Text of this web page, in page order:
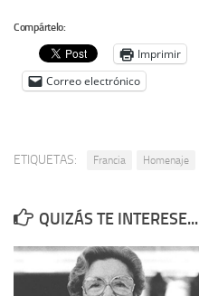
Compártelo:
Imprimir
Correo electrónico
ETIQUETAS: Francia Homenaje
QUIZÁS TE INTERESE...